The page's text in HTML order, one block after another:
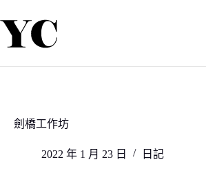
至
劍橋工作坊
2022 年 1 月 23 日 日記